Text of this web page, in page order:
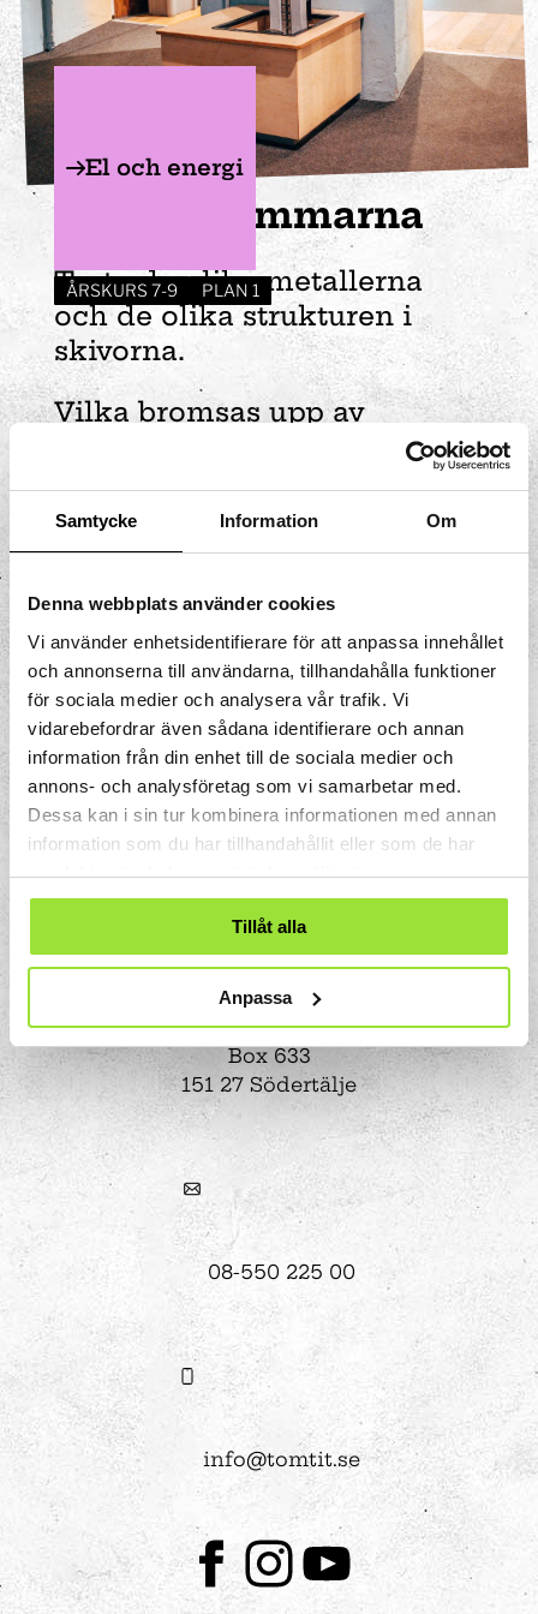
Samtycke Information Om
Denna webbplats använder cookies
Vi använder enhetsidentifierare för att anpassa innehållet
och annonserna till användarna, tillhandahålla funktioner
för sociala medier och analysera vår trafik. Vi
vidarebefordrar även sådana identifierare och annan
information från din enhet till de sociala medier och
annons- och analysföretag som vi samarbetar med.
Dessa kan i sin tur kombinera informationen med annan
information som du har tillhandahållit eller som de har
samlat in när du har använt deras tjänster.
Tillåt alla
Anpassa
El och energi
ÅRSKURS 7-9 PLAN 1
Virvelströmmarna
Testa de olika metallerna
och de olika strukturen i
skivorna.
Vilka bromsas upp av
elektromagneten och vad
tror du är anledningen till
det?
Storgatan 33
Box 633
151 27 Södertälje
08-550 225 00
info@tomtit.se